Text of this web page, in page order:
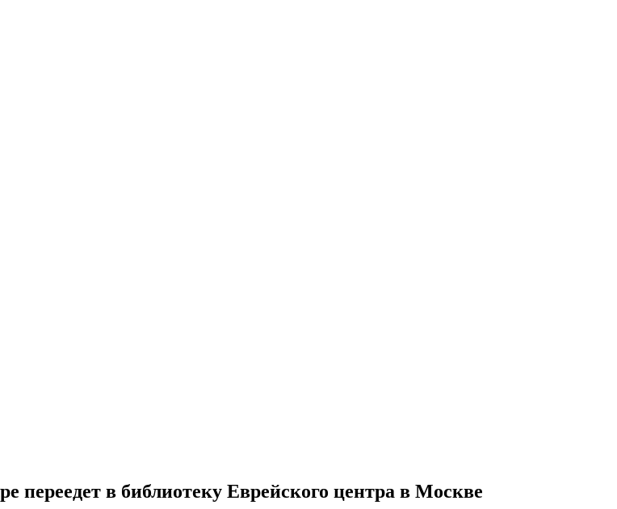
в библиотеку Еврейского центра в Москве